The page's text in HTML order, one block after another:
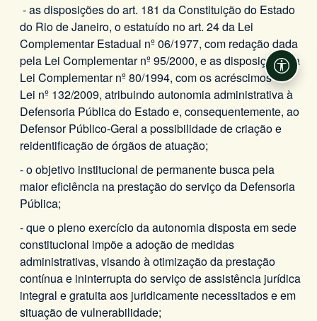
- as disposições do art. 181 da Constituição do Estado
do Rio de Janeiro, o estatuído no art. 24 da Lei
Complementar Estadual nº 06/1977, com redação dada
pela Lei Complementar nº 95/2000, e as disposições da
Lei Complementar nº 80/1994, com os acréscimos da
Lei nº 132/2009, atribuindo autonomia administrativa à
Defensoria Pública do Estado e, consequentemente, ao
Defensor Público-Geral a possibilidade de criação e
reidentificação de órgãos de atuação;
- o objetivo institucional de permanente busca pela
maior eficiência na prestação do serviço da Defensoria
Pública;
- que o pleno exercício da autonomia disposta em sede
constitucional impõe a adoção de medidas
administrativas, visando à otimização da prestação
contínua e ininterrupta do serviço de assistência jurídica
integral e gratuita aos juridicamente necessitados e em
situação de vulnerabilidade;